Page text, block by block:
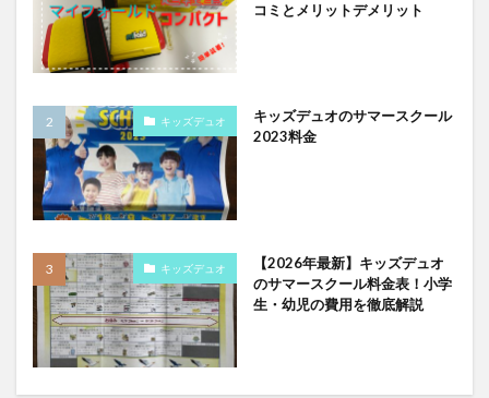
コミとメリットデメリット
キッズデュオ
キッズデュオのサマースクール
2023料金
キッズデュオ
【2026年最新】キッズデュオ
のサマースクール料金表！小学
生・幼児の費用を徹底解説